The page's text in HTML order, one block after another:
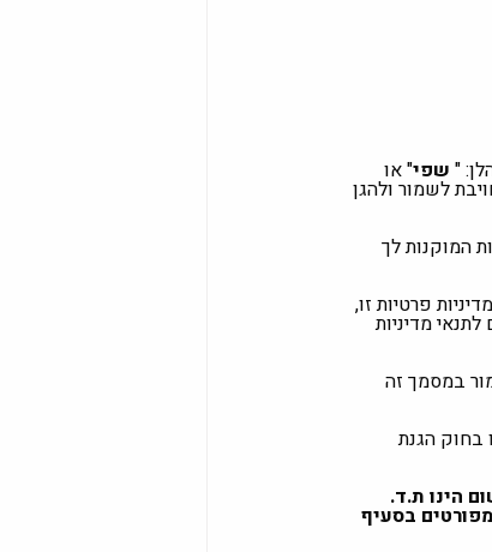
שפי" או
ומחויבת לשמור ולהגן
המוקנות לך
פרטיות זו,
מדיניות
במסמך זה
בחוק הגנת
ח"פ מספר 510938749, שמענה הרשום הינו ת.ד.
מפורטים בסעיף